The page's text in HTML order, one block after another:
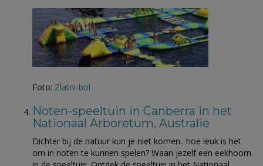
Foto: Zlatni-bol
Noten-speeltuin in Canberra in het
Nationaal Arboretum, Australië
Dichter bij de natuur kun je niet komen.. hoe leuk is het
om in noten te kunnen spelen? Waan jezelf een eekhoorn